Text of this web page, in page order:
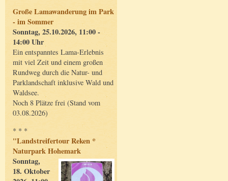
Große Lamawanderung im Park
- im Sommer
Sonntag, 25.10.2026, 11:00 -
14:00 Uhr
Ein entspanntes Lama-Erlebnis
mit viel Zeit und einem großen
Rundweg durch die Natur- und
Parklandschaft inklusive Wald und
Waldsee.
Noch 8 Plätze frei (Stand vom
03.08.2026)
* * *
"Landstreifertour Reken *
Naturpark Hohemark
Sonntag,
18. Oktober